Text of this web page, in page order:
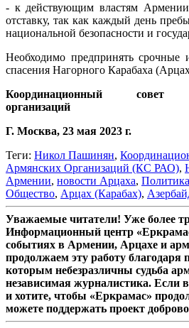
- к действующим властям
отставку, так как каждый день
национальной безопасности и
Необходимо предпринять срочные
спасения Нагорного Карабаха
Координационный совет
организаций
Г. Москва, 23 мая 2023 г.
Теги: Никол Пашинян,
Армянских Организаций (КС РАО),
Армении, новости Арцаха, Политика
Общество, Арцах (Карабах),
Уважаемые читатели! Уже более
Информационный центр
событиях в Армении, Арцахе и
продолжаем эту работу благодаря
которым небезразличны судьба
независимая журналистика. Если
и хотите, чтобы «Еркрамас»
можете поддержать проект